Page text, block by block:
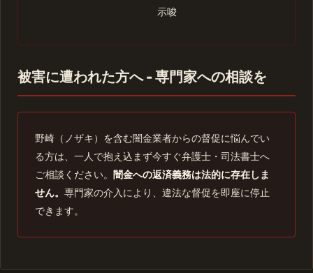
示唆
被害に遭われた方へ - 専門家への相談を
野崎（ノザキ）を含む闇金業者からの督促に悩んでい
る方は、一人で抱え込まず今すぐ弁護士・司法書士へ
ご相談ください。 闇金への返済義務は法的に存在しま
せん。 専門家の介入により、違法な督促を即座に停止
できます。